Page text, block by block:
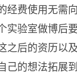
经费使用无需
实验室做博后
之后的资历以
己的想法拓展